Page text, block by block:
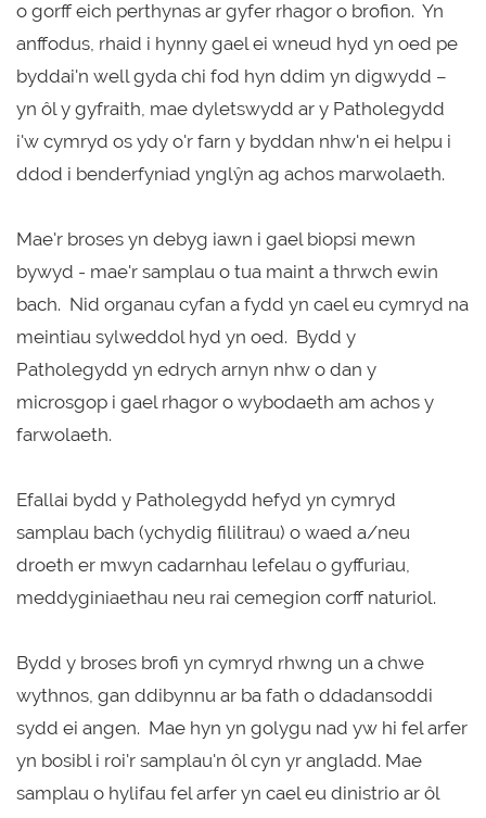
o gorff eich perthynas ar gyfer rhagor o brofion. Yn
anffodus, rhaid i hynny gael ei wneud hyd yn oed pe
byddai'n well gyda chi fod hyn ddim yn digwydd –
yn ôl y gyfraith, mae dyletswydd ar y Patholegydd
i'w cymryd os ydy o'r farn y byddan nhw'n ei helpu i
ddod i benderfyniad ynglŷn ag achos marwolaeth.
Mae'r broses yn debyg iawn i gael biopsi mewn
bywyd - mae'r samplau o tua maint a thrwch ewin
bach. Nid organau cyfan a fydd yn cael eu cymryd na
meintiau sylweddol hyd yn oed. Bydd y
Patholegydd yn edrych arnyn nhw o dan y
microsgop i gael rhagor o wybodaeth am achos y
farwolaeth.
Efallai bydd y Patholegydd hefyd yn cymryd
samplau bach (ychydig fililitrau) o waed a/neu
droeth er mwyn cadarnhau lefelau o gyffuriau,
meddyginiaethau neu rai cemegion corff naturiol.
Bydd y broses brofi yn cymryd rhwng un a chwe
wythnos, gan ddibynnu ar ba fath o ddadansoddi
sydd ei angen. Mae hyn yn golygu nad yw hi fel arfer
yn bosibl i roi'r samplau'n ôl cyn yr angladd. Mae
samplau o hylifau fel arfer yn cael eu dinistrio ar ôl